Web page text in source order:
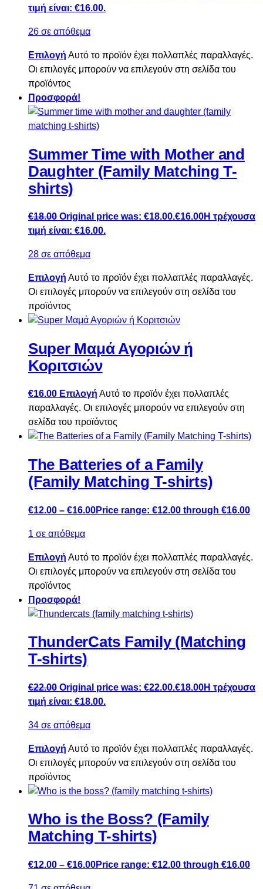
τιμή είναι: €16.00.
26 σε απόθεμα
Επιλογή Αυτό το προϊόν έχει πολλαπλές παραλλαγές.
Οι επιλογές μπορούν να επιλεγούν στη σελίδα του
προϊόντος
Προσφορά!
Summer Time with Mother and
Daughter (Family Matching T-
shirts)
€18.00 Original price was: €18.00.€16.00Η τρέχουσα
τιμή είναι: €16.00.
28 σε απόθεμα
Επιλογή Αυτό το προϊόν έχει πολλαπλές παραλλαγές.
Οι επιλογές μπορούν να επιλεγούν στη σελίδα του
προϊόντος
Super Μαμά Αγοριών ή
Κοριτσιών
€16.00 Επιλογή Αυτό το προϊόν έχει πολλαπλές
παραλλαγές. Οι επιλογές μπορούν να επιλεγούν στη
σελίδα του προϊόντος
The Batteries of a Family
(Family Matching T-shirts)
€12.00 – €16.00Price range: €12.00 through €16.00
1 σε απόθεμα
Επιλογή Αυτό το προϊόν έχει πολλαπλές παραλλαγές.
Οι επιλογές μπορούν να επιλεγούν στη σελίδα του
προϊόντος
Προσφορά!
ThunderCats Family (Matching
T-shirts)
€22.00 Original price was: €22.00.€18.00Η τρέχουσα
τιμή είναι: €18.00.
34 σε απόθεμα
Επιλογή Αυτό το προϊόν έχει πολλαπλές παραλλαγές.
Οι επιλογές μπορούν να επιλεγούν στη σελίδα του
προϊόντος
Who is the Boss? (Family
Matching T-shirts)
€12.00 – €16.00Price range: €12.00 through €16.00